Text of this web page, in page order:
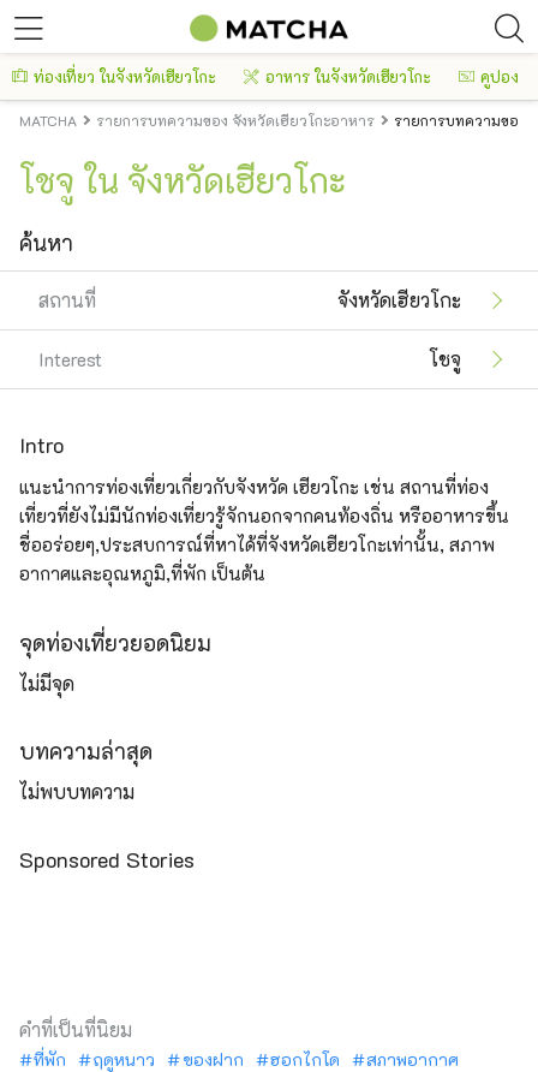
ท่องเที่ยว ในจังหวัดเฮียวโกะ อาหาร ในจังหวัดเฮียวโกะ คูปอง
MATCHA รายการบทความของ จังหวัดเฮียวโกะอาหาร รายการบทความของ
โชจู ใน จังหวัดเฮียวโกะ
ค้นหา
สถานที่ จังหวัดเฮียวโกะ
Interest โชจู
Intro
แนะนำการท่องเที่ยวเกี่ยวกับจังหวัด เฮียวโกะ เช่น สถานที่ท่อง
เที่ยวที่ยังไม่มีนักท่องเที่ยวรู้จักนอกจากคนท้องถิ่น หรืออาหารขึ้น
ชื่ออร่อยๆ,ประสบการณ์ที่หาได้ที่จังหวัดเฮียวโกะเท่านั้น, สภาพ
อากาศและอุณหภูมิ,ที่พัก เป็นต้น
จุดท่องเที่ยวยอดนิยม
ไม่มีจุด
บทความล่าสุด
ไม่พบบทความ
Sponsored Stories
คำที่เป็นที่นิยม
ที่พัก ฤดูหนาว ของฝาก ฮอกไกโด
สภาพอากาศ